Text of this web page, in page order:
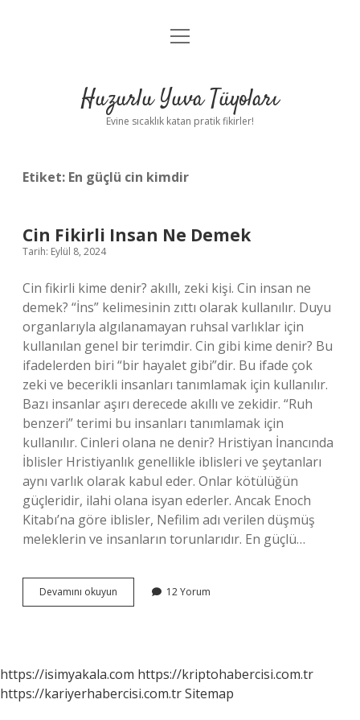
Anasayfa
Yasal Uyarı
menüyü
Huzurlu Yuva Tüyoları
Evine sıcaklık katan pratik fikirler!
Etiket: En güçlü cin kimdir
Cin Fikirli Insan Ne Demek
Tarih: Eylül 8, 2024
Cin fikirli kime denir? akıllı, zeki kişi. Cin insan ne
demek? “İns” kelimesinin zıttı olarak kullanılır. Duyu
organlarıyla algılanamayan ruhsal varlıklar için
kullanılan genel bir terimdir. Cin gibi kime denir? Bu
ifadelerden biri “bir hayalet gibi”dir. Bu ifade çok
zeki ve becerikli insanları tanımlamak için kullanılır.
Bazı insanlar aşırı derecede akıllı ve zekidir. “Ruh
benzeri” terimi bu insanları tanımlamak için
kullanılır. Cinleri olana ne denir? Hristiyan İnancında
İblisler Hristiyanlık genellikle iblisleri ve şeytanları
aynı varlık olarak kabul eder. Onlar kötülüğün
güçleridir, ilahi olana isyan ederler. Ancak Enoch
Kitabı’na göre iblisler, Nefilim adı verilen düşmüş
meleklerin ve insanların torunlarıdır. En güçlü…
Devamını okuyun
Fikirli
12 Yorum
https://isimyakala.com https://kriptohabercisi.com.tr
https://kariyerhabercisi.com.trSitemap